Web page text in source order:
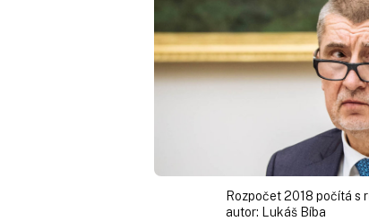
Rozpočet 2018 počítá s
autor: Lukáš Bíba